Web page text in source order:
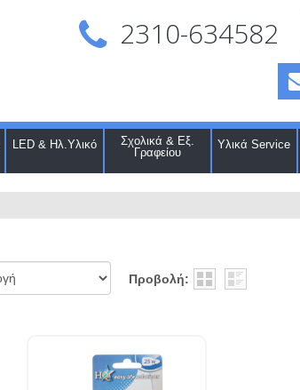
2310-634582
LED & Ηλ.Υλικό
Σχολικά & Εξ.
Γραφείου
Υλικά Service
Προβολή: